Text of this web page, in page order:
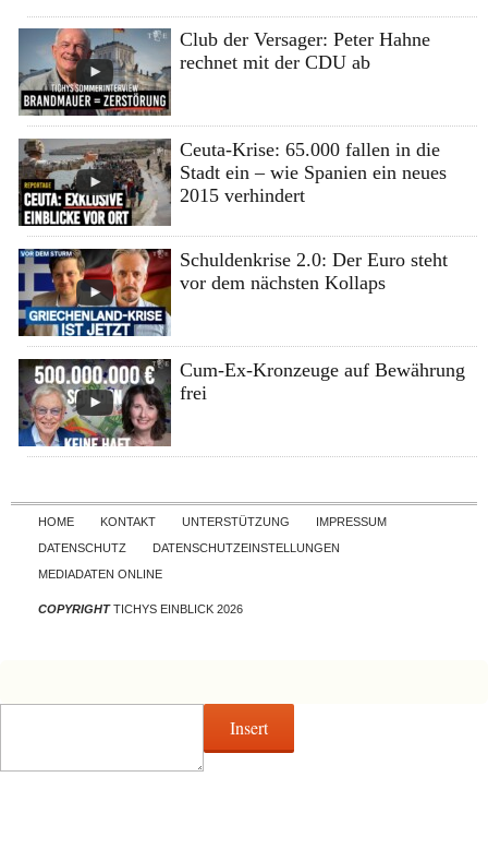
Club der Versager: Peter Hahne
rechnet mit der CDU ab
Ceuta-Krise: 65.000 fallen in die
Stadt ein – wie Spanien ein neues
2015 verhindert
Schuldenkrise 2.0: Der Euro steht
vor dem nächsten Kollaps
Cum-Ex-Kronzeuge auf Bewährung
frei
Skip to content
HOME KONTAKT UNTERSTÜTZUNG
IMPRESSUM
DATENSCHUTZ
DATENSCHUTZEINSTELLUNGEN
MEDIADATEN ONLINE
COPYRIGHTTICHYS EINBLICK 2026
Insert